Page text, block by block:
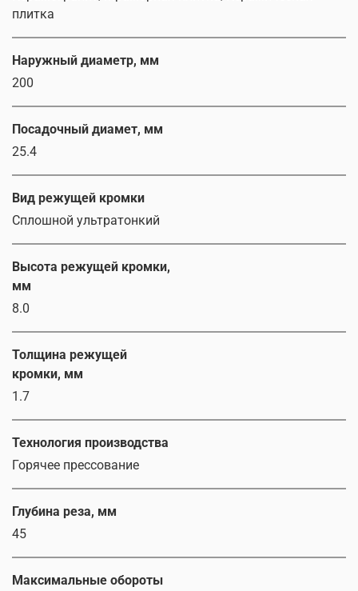
плитка
Наружный диаметр, мм
200
Посадочный диамет, мм
25.4
Вид режущей кромки
Сплошной ультратонкий
Высота режущей кромки,
мм
8.0
Толщина режущей
кромки, мм
1.7
Технология производства
Горячее прессование
Глубина реза, мм
45
Максимальные обороты